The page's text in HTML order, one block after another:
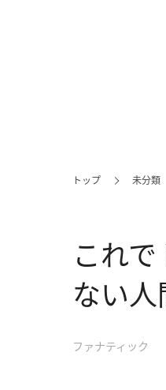
トップ 未分類
これ
ない
ファナティック